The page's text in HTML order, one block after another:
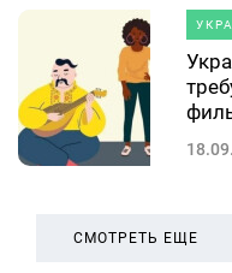
СМОТРЕТЬ ЕЩЕ